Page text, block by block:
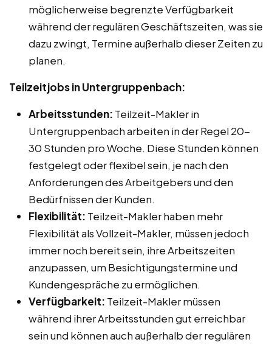
möglicherweise begrenzte Verfügbarkeit
während der regulären Geschäftszeiten, was sie
dazu zwingt, Termine außerhalb dieser Zeiten zu
planen.
Teilzeitjobs in Untergruppenbach:
Arbeitsstunden: Teilzeit-Makler in
Untergruppenbach arbeiten in der Regel 20-
30 Stunden pro Woche. Diese Stunden können
festgelegt oder flexibel sein, je nach den
Anforderungen des Arbeitgebers und den
Bedürfnissen der Kunden.
Flexibilität: Teilzeit-Makler haben mehr
Flexibilität als Vollzeit-Makler, müssen jedoch
immer noch bereit sein, ihre Arbeitszeiten
anzupassen, um Besichtigungstermine und
Kundengespräche zu ermöglichen.
Verfügbarkeit: Teilzeit-Makler müssen
während ihrer Arbeitsstunden gut erreichbar
sein und können auch außerhalb der regulären